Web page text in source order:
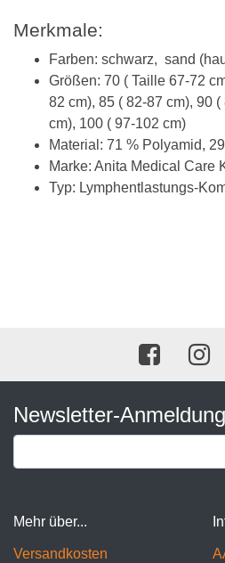
Merkmale:
Farben: schwarz, sand
Größen: 70 ( Taille 67-72
82 cm), 85 ( 82-87 cm), 90
cm), 100 ( 97-102 cm)
Material: 71 % Polyamid,
Marke: Anita Medical Care
Typ: Lymphentlastungs-
Newsletter-Anmeldung
Mehr über...
Versandkosten